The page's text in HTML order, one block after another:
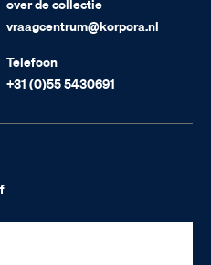
over de collectie
vraagcentrum@korpora.nl
Telefoon
+31 (0)55 5430691